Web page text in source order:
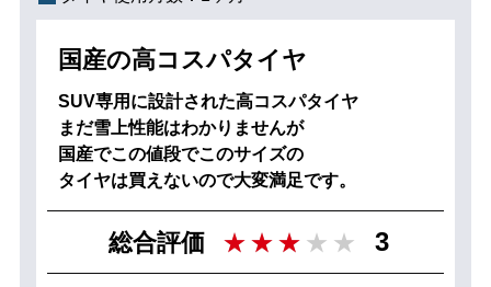
国産の高コスパタイヤ
SUV専用に設計された高コスパタイヤ
まだ雪上性能はわかりませんが
国産でこの値段でこのサイズの
タイヤは買えないので大変満足です。
総合評価 3